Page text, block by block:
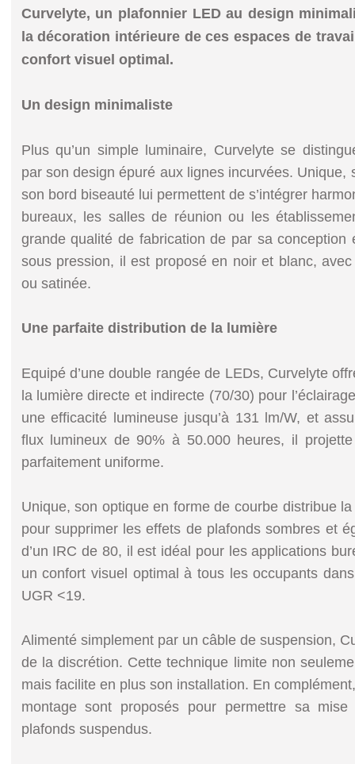
Curvelyte, un plafonnier LED au design
la décoration intérieure de ces espaces de
confort visuel optimal.
Un design minimaliste
Plus qu’un simple luminaire, Curvelyte se
par son design épuré aux lignes incurvées. Unique,
son bord biseauté lui permettent de s’intégrer
bureaux, les salles de réunion ou les
grande qualité de fabrication de par sa conception
sous pression, il est proposé en noir et blanc,
ou satinée.
Une parfaite distribution de la lumière
Equipé d’une double rangée de LEDs, Curvelyte
la lumière directe et indirecte (70/30) pour
une efficacité lumineuse jusqu’à 131 lm/W, et
flux lumineux de 90% à 50.000 heures, il
parfaitement uniforme.
Unique, son optique en forme de courbe distribue
pour supprimer les effets de plafonds sombres et
d’un IRC de 80, il est idéal pour les applications
un confort visuel optimal à tous les occupants
UGR <19.
Alimenté simplement par un câble de suspension,
de la discrétion. Cette technique limite non
mais facilite en plus son installation. En
montage sont proposés pour permettre sa
plafonds suspendus.